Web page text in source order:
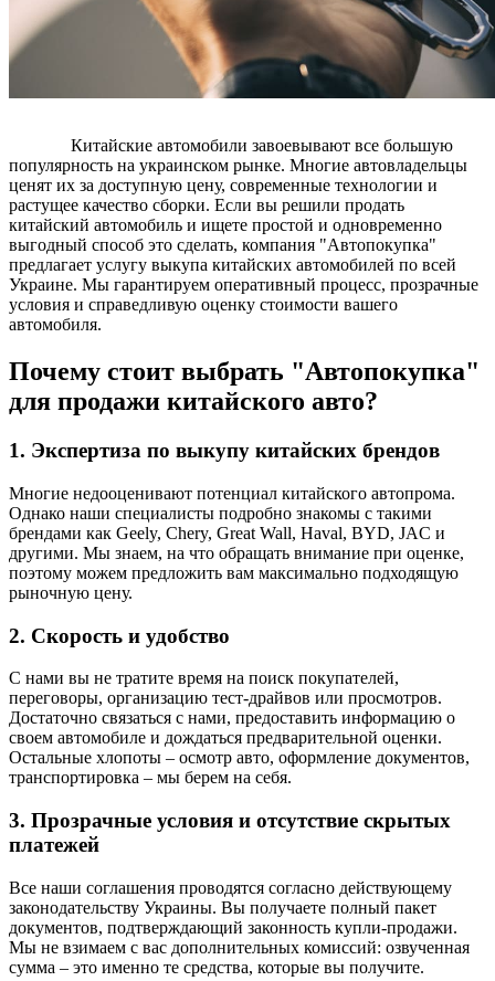
Китайские автомобили завоевывают все большую
популярность на украинском рынке. Многие автовладельцы
ценят их за доступную цену, современные технологии и
растущее качество сборки. Если вы решили продать
китайский автомобиль и ищете простой и одновременно
выгодный способ это сделать, компания "Автопокупка"
предлагает услугу выкупа китайских автомобилей по всей
Украине. Мы гарантируем оперативный процесс, прозрачные
условия и справедливую оценку стоимости вашего
автомобиля.
Почему стоит выбрать "Автопокупка"
для продажи китайского авто?
1. Экспертиза по выкупу китайских брендов
Многие недооценивают потенциал китайского автопрома.
Однако наши специалисты подробно знакомы с такими
брендами как Geely, Chery, Great Wall, Haval, BYD, JAC и
другими. Мы знаем, на что обращать внимание при оценке,
поэтому можем предложить вам максимально подходящую
рыночную цену.
2. Скорость и удобство
С нами вы не тратите время на поиск покупателей,
переговоры, организацию тест-драйвов или просмотров.
Достаточно связаться с нами, предоставить информацию о
своем автомобиле и дождаться предварительной оценки.
Остальные хлопоты – осмотр авто, оформление документов,
транспортировка – мы берем на себя.
3. Прозрачные условия и отсутствие скрытых
платежей
Все наши соглашения проводятся согласно действующему
законодательству Украины. Вы получаете полный пакет
документов, подтверждающий законность купли-продажи.
Мы не взимаем с вас дополнительных комиссий: озвученная
сумма – это именно те средства, которые вы получите.